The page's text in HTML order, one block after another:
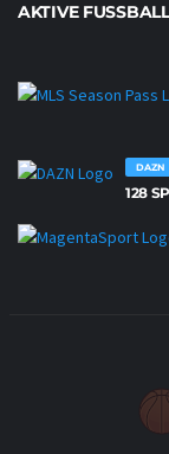
AKTIVE FUSSBALL
DAZN
128